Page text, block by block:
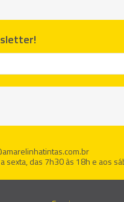
sexta, das 7h30 às 18h e aos